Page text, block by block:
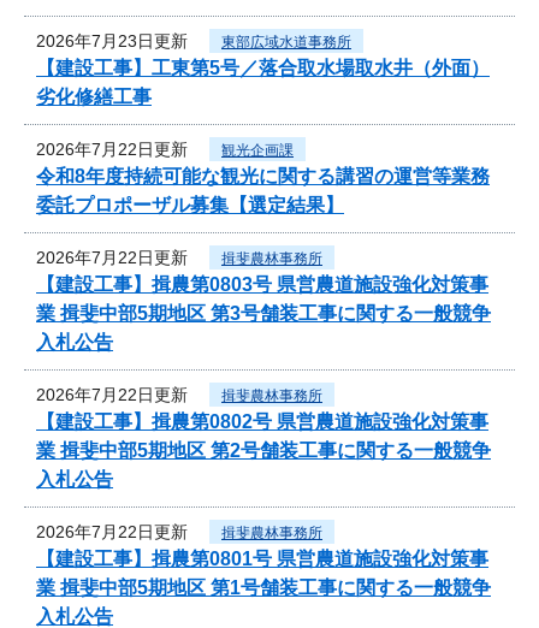
2026年7月23日更新 東部広域水道事務所
【建設工事】工東第5号／落合取水場取水井（外面）
劣化修繕工事
2026年7月22日更新 観光企画課
令和8年度持続可能な観光に関する講習の運営等業務
委託プロポーザル募集【選定結果】
2026年7月22日更新 揖斐農林事務所
【建設工事】揖農第0803号 県営農道施設強化対策事
業 揖斐中部5期地区 第3号舗装工事に関する一般競争
入札公告
2026年7月22日更新 揖斐農林事務所
【建設工事】揖農第0802号 県営農道施設強化対策事
業 揖斐中部5期地区 第2号舗装工事に関する一般競争
入札公告
2026年7月22日更新 揖斐農林事務所
【建設工事】揖農第0801号 県営農道施設強化対策事
業 揖斐中部5期地区 第1号舗装工事に関する一般競争
入札公告